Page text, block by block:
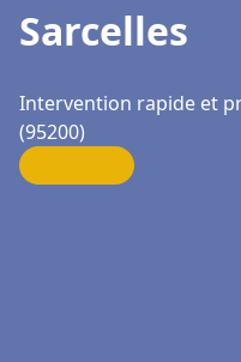
Sarcelles
Intervention rapide et
(95200)